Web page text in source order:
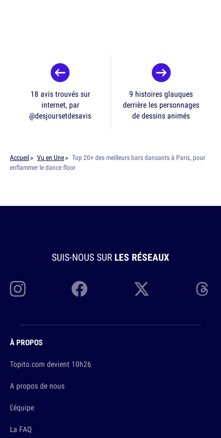
18 avis trouvés sur
internet, par
@desjoursetdesavis
9 histoires glauques
derrière les personnages
de dessins animés
Accueil Vu en Une
Top 20+ des meilleurs bars dansants à Paris, pour
enflammer le dance floor
SUIS-NOUS SUR LES RÉSEAUX
À PROPOS
Topito.com devient 10h26
A propos de nous
L'équipe
La FAQ